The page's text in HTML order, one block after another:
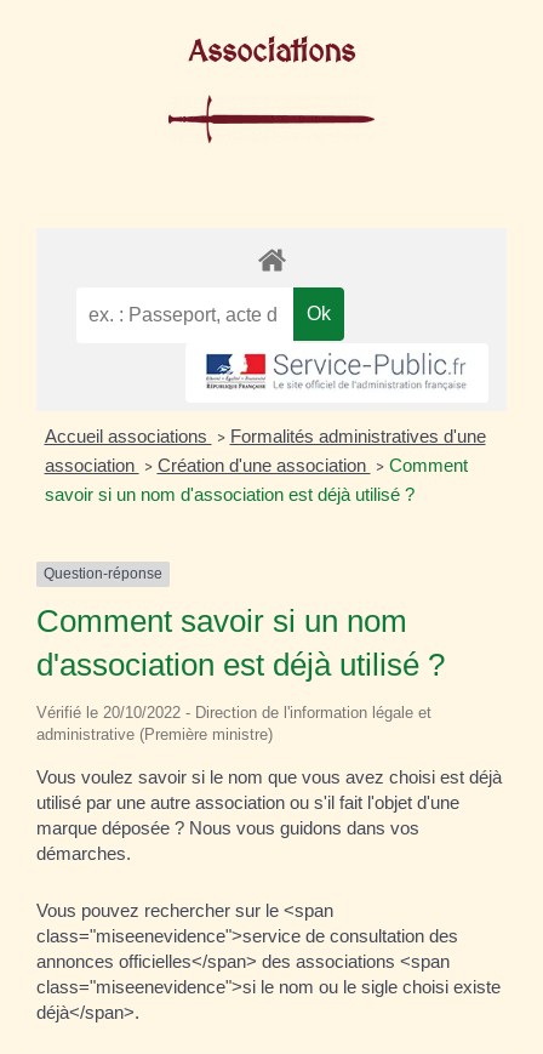
Associations
Accueil associations > Formalités administratives d'une
association > Création d'une association > Comment
savoir si un nom d'association est déjà utilisé ?
Question-réponse
Comment savoir si un nom
d'association est déjà utilisé ?
Vérifié le 20/10/2022 - Direction de l'information légale et
administrative (Première ministre)
Vous voulez savoir si le nom que vous avez choisi est déjà
utilisé par une autre association ou s'il fait l'objet d'une
marque déposée ? Nous vous guidons dans vos
démarches.
Vous pouvez rechercher sur le <span
class="miseenevidence">service de consultation des
annonces officielles</span> des associations <span
class="miseenevidence">si le nom ou le sigle choisi existe
déjà</span>.